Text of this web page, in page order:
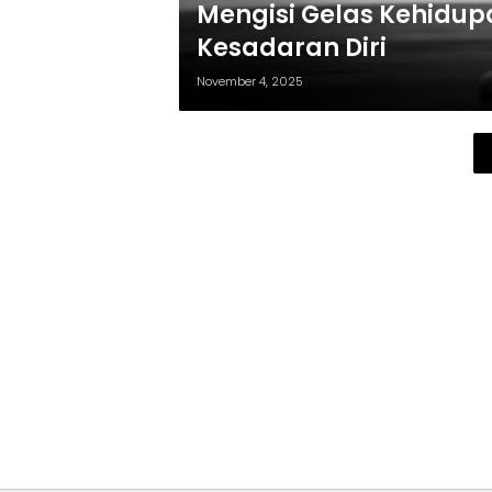
Mengisi Gelas
Kesadaran Diri
November 4, 2025